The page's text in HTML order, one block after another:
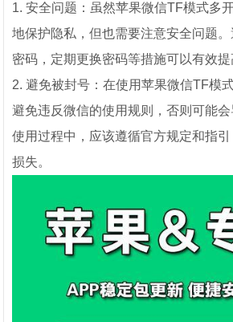
1. 安全问题：虽然苹果微信TF模式多
地保护隐私，但也需要注意安全问题
密码，定期更换密码等措施可以有效提
2. 避免被封号：在使用苹果微信TF模
避免违反微信的使用规则，否则可能
使用过程中，应该遵循官方规定和指
损失。